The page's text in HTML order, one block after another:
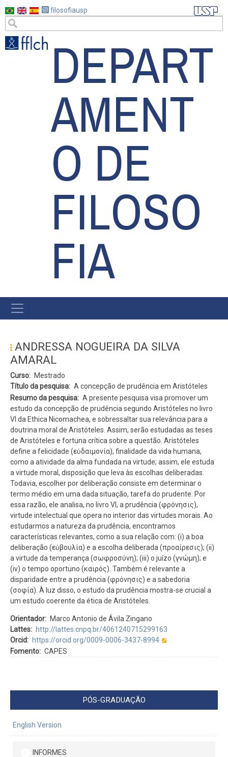
para
conteúdo
principal
filosofiausp
DEPART
AMENT
O DE
FILOSO
FIA
#MENU
ANDRESSA NOGUEIRA DA SILVA
AMARAL
Curso
Mestrado
Título da pesquisa
A concepção de prudência em Aristóteles
Resumo da pesquisa
A presente pesquisa visa promover um
estudo da concepção de prudência segundo Aristóteles no livro
VI da Ethica Nicomachea, e sobressaltar sua relevância para a
doutrina moral de Aristóteles. Assim, serão estudadas as teses
de Aristóteles e fortuna crítica sobre a questão. Aristóteles
define a felicidade (εὐδαιμονία), finalidade da vida humana,
como a atividade da alma fundada na virtude; assim, ele estuda
a virtude moral, disposição que leva às escolhas deliberadas.
Todavia, escolher por deliberação consiste em determinar o
termo médio em uma dada situação, tarefa do prudente. Por
essa razão, ele analisa, no livro VI, a prudência (φρόνησις),
virtude intelectual que opera no interior das virtudes morais. Ao
estudarmos a natureza da prudência, encontramos
características relevantes, como a sua relação com: (i) a boa
deliberação (εὐβουλία) e a escolha deliberada (προαίρεσις); (ii)
a virtude da temperança (σωφροσύνη); (iii) o juízo (γνώμη); e
(iv) o tempo oportuno (καιρός). Também é relevante a
disparidade entre a prudência (φρόνησις) e a sabedoria
(σοφία). À luz disso, o estudo da prudência mostra-se crucial a
um estudo coerente da ética de Aristóteles.
Orientador
Marco Antonio de Ávila Zingano
Lattes
http://lattes.cnpq.br/4061240715299163
Orcid
https://orcid.org/0009-0006-3437-8994
Fomento
CAPES
PÓS-GRADUAÇÃO
English Version
INFORMES